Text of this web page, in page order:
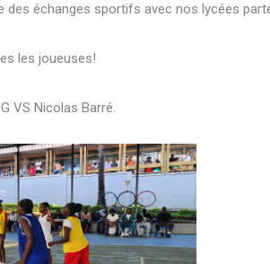
des échanges sportifs avec nos lycées
les joueuses!
VS Nicolas Barré.